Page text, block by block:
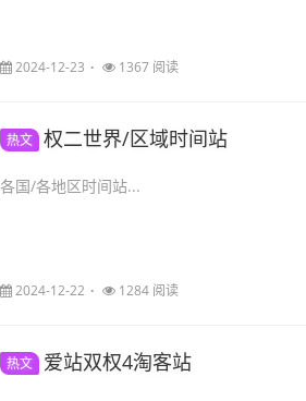
2024-12-23 1367 阅读
热文 权二世界/区域时间站
各国/各地区时间站...
2024-12-22 1284 阅读
热文 爱站双权4淘客站